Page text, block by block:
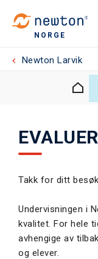
NORGE
Newton Larvik
Takk for ditt
Undervisningen i
kvalitet. For hele
avhengige av
og elever.